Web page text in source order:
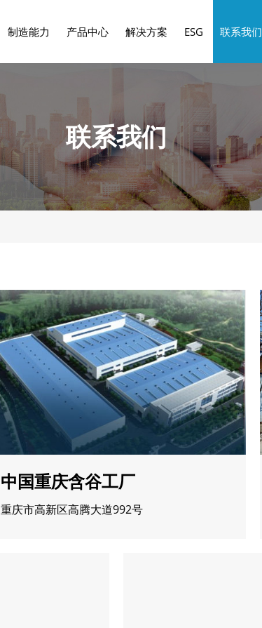
制造能力 产品中心 解决方案 ESG 联系我们
联系我们
中国重庆含谷工厂
重庆市高新区高腾大道992号